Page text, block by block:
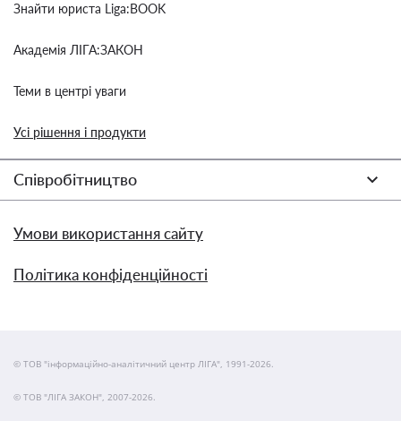
Знайти юриста Liga:BOOK
Академія ЛІГА:ЗАКОН
Теми в центрі уваги
Усі рішення і продукти
Співробітництво
Умови використання сайту
Політика конфіденційності
© ТОВ "інформаційно-аналітичний центр ЛІГА", 1991-2026.
© ТОВ "ЛІГА ЗАКОН", 2007-2026.